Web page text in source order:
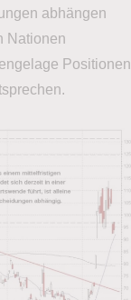
abhängen
Nationen
Positionen